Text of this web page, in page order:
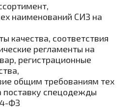
наименований СИЗ на
качества, соответствия
регламенты на
регистрационные
общим требованиям тех
поставку спецодежды
ФЗ